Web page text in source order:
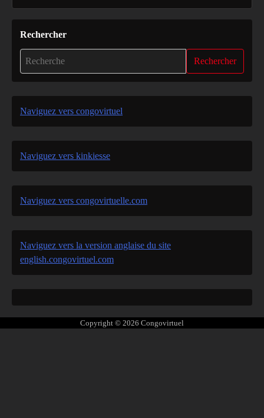
Rechercher
Rechercher
Naviguez vers congovirtuel
Naviguez vers kinkiesse
Naviguez vers congovirtuelle.com
Naviguez vers la version anglaise du site
english.congovirtuel.com
Copyright © 2026 Congovirtuel